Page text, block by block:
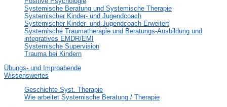
Systemische Beratung und Systemische Therapie
Systemischer Kinder- und Jugendcoach
Systemischer Kinder- und Jugendcoach Erweitert
Systemische Traumatherapie und Beratungs-Ausbildung und
integratives EMDR/EMI
Systemische Supervision
Trauma bei Kindern
Übungs- und Improabende
Wissenswertes
Geschichte Syst. Therapie
Wie arbeitet Systemische Beratung / Therapie